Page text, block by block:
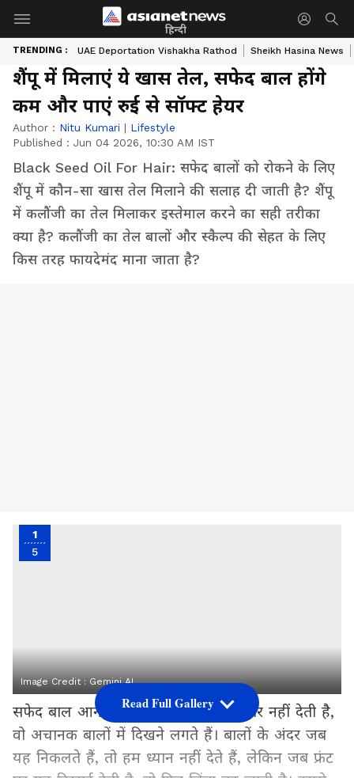
हिन्दी
TRENDING : UAE Deportation Vishakha Rathod Sheikh Hasina News
शैंपू में मिलाएं ये खास तेल, सफेद बाल होंगे
कम और पाएं रुई से सॉफ्ट हेयर
Author : Nitu Kumari | Lifestyle
Published : Jun 04 2026, 10:30 AM IST
Black Seed Oil For Hair: सफेद बालों को रोकने के लिए
शैंपू में कौन-सा खास तेल मिलाने की सलाह दी जाती है? शैंपू
में कलौंजी का तेल मिलाकर इस्तेमाल करने का सही तरीका
क्या है? कलौंजी का तेल बालों और स्कैल्प की सेहत के लिए
किस तरह फायदेमंद माना जाता है?
1
5
Image Credit :Gemini AI
सफेद बाल आने से पहले कोई चेतावनी शरीर नहीं देती है,
वो अचानक बालों में दिखने लगते हैं। बालों के अंदर जब
यह निकलते हैं, तो हम ध्यान नहीं देते हैं, लेकिन जब फ्रंट
Read Full Gallery